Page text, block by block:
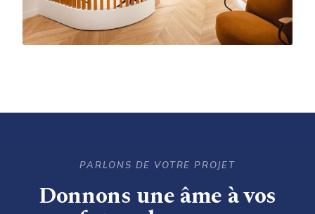
PARLONS DE VOTRE PROJET
Donnons une âme à vos